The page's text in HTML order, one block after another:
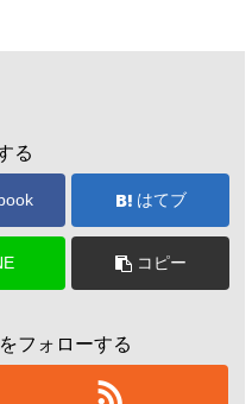
る
はてブ
コピー
フォローする